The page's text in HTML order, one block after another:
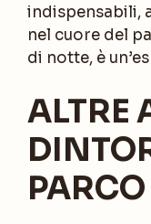
indispensabili,
nel cuore del
di notte, è
ALTRE